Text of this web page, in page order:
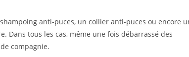
anti-puces, un collier anti-puces ou encore
Dans tous les cas, même une fois débarrassé des
compagnie.